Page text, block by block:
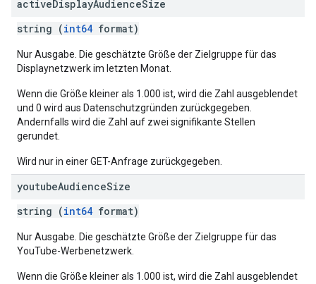
activeDisplayAudienceSize
string (int64 format)
Nur Ausgabe. Die geschätzte Größe der Zielgruppe für das
Displaynetzwerk im letzten Monat.
Wenn die Größe kleiner als 1.000 ist, wird die Zahl ausgeblendet
und 0 wird aus Datenschutzgründen zurückgegeben.
Andernfalls wird die Zahl auf zwei signifikante Stellen
gerundet.
Wird nur in einer GET-Anfrage zurückgegeben.
youtubeAudienceSize
string (int64 format)
Nur Ausgabe. Die geschätzte Größe der Zielgruppe für das
YouTube-Werbenetzwerk.
Wenn die Größe kleiner als 1.000 ist, wird die Zahl ausgeblendet